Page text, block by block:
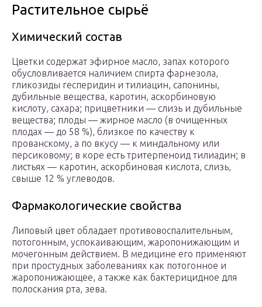
Растительное сырьё
Химический состав
Цветки содержат эфирное масло, запах которого
обусловливается наличием спирта фарнезола,
гликозиды гесперидин и тилиацин, сапонины,
дубильные вещества, каротин, аскорбиновую
кислоту, сахара; прицветники — слизь и дубильные
вещества; плоды — жирное масло (в очищенных
плодах — до 58 %), близкое по качеству к
прованскому, а по вкусу — к миндальному или
персиковому; в коре есть тритерпеноид тилиадин; в
листьях — каротин, аскорбиновая кислота, слизь,
свыше 12 % углеводов.
Фармакологические свойства
Липовый цвет обладает противовоспалительным,
потогонным, успокаивающим, жаропонижающим и
мочегонным действием. В медицине его применяют
при простудных заболеваниях как потогонное и
жаропонижающее, а также как бактерицидное для
полоскания рта, зева.